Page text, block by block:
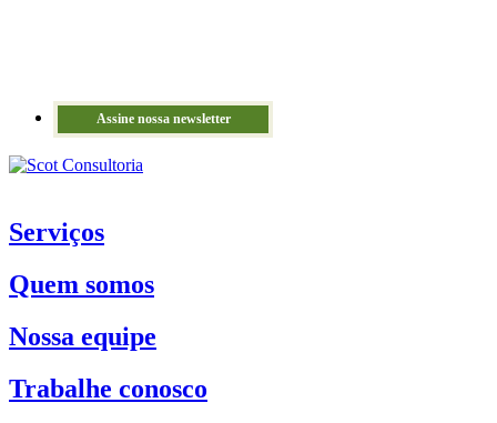
Assine nossa newsletter
Serviços
Quem somos
Nossa equipe
Trabalhe conosco